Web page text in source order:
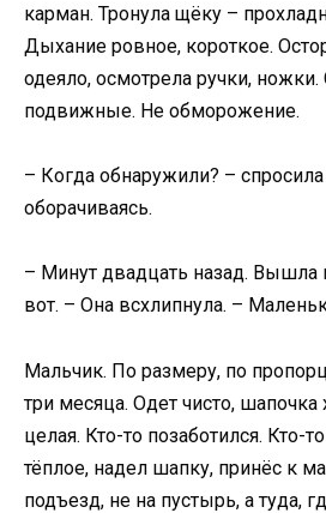
карман. Тронула щёку –
Дыхание ровное, короткое.
одеяло, осмотрела ручки,
подвижные. Не обморожение.
– Когда обнаружили? –
оборачиваясь.
– Минут двадцать назад. Вышла
вот. – Она всхлипнула. –
Мальчик. По размеру, по
три месяца. Одет чисто, шапочка
целая. Кто-то позаботился. Кто-
тёплое, надел шапку, принёс к
подъезд, не на пустырь, а туда,